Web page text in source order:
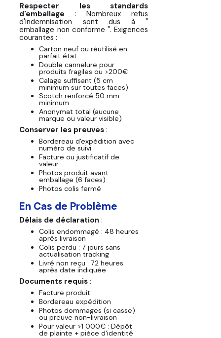
Respecter les standards
d'emballage : Nombreux refus
d'indemnisation sont dus à "
emballage non conforme ". Exigences
courantes :
Carton neuf ou réutilisé en
parfait état
Double cannelure pour
produits fragiles ou >200€
Calage suffisant (5 cm
minimum sur toutes faces)
Scotch renforcé 50 mm
minimum
Anonymat total (aucune
marque ou valeur visible)
Conserver les preuves :
Bordereau d'expédition avec
numéro de suivi
Facture ou justificatif de
valeur
Photos produit avant
emballage (6 faces)
Photos colis fermé
En Cas de Problème
Délais de déclaration :
Colis endommagé : 48 heures
après livraison
Colis perdu : 7 jours sans
actualisation tracking
Livré non reçu : 72 heures
après date indiquée
Documents requis :
Facture produit
Bordereau expédition
Photos dommages (si casse)
ou preuve non-livraison
Pour valeur >1 000€ : Dépôt
de plainte + pièce d'identité